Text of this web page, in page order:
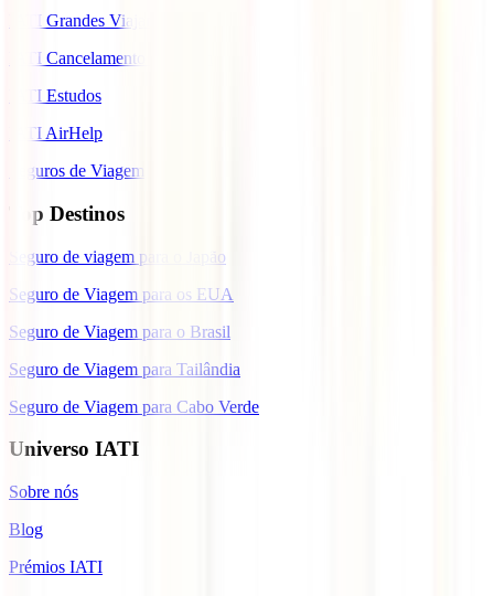
IATI Grandes Viajantes
IATI Cancelamento Premium
IATI Estudos
IATI AirHelp
Seguros de Viagem
Top Destinos
Seguro de viagem para o Japão
Seguro de Viagem para os EUA
Seguro de Viagem para o Brasil
Seguro de Viagem para Tailândia
Seguro de Viagem para Cabo Verde
Universo IATI
Sobre nós
Blog
Prémios IATI